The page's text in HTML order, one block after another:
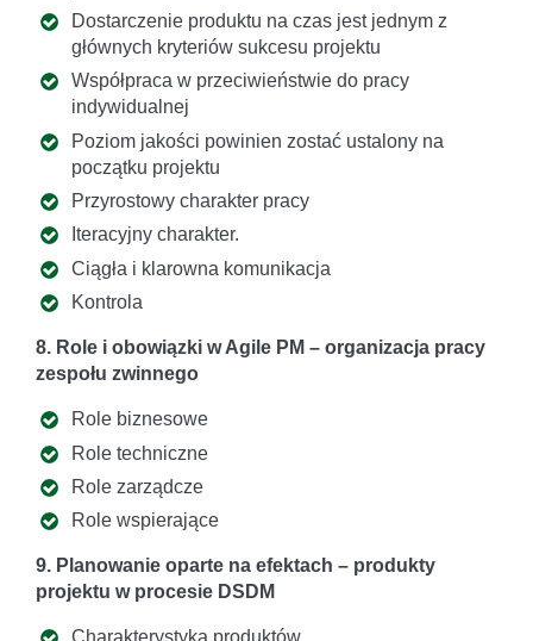
Dostarczenie produktu na czas jest jednym z
głównych kryteriów sukcesu projektu
Współpraca w przeciwieństwie do pracy
indywidualnej
Poziom jakości powinien zostać ustalony na
początku projektu
Przyrostowy charakter pracy
Iteracyjny charakter.
Ciągła i klarowna komunikacja
Kontrola
8. Role i obowiązki w Agile PM – organizacja pracy
zespołu zwinnego
Role biznesowe
Role techniczne
Role zarządcze
Role wspierające
9. Planowanie oparte na efektach – produkty
projektu w procesie DSDM